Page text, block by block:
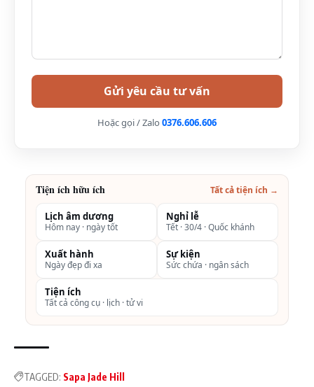
Xe giường nằm cao cấp Hà Nội – Sapa(xe
Limousine cao cấp)
Thuế VAT và phí dịch vụ
Miễn phí sử dụng hồ bơi bốn mùa trong nhà, Kid
club, xe đạp, xe điện tham quan resort
Nước uống welcome khi nhận phòng, trà, coffee
trong phòng
Miễn phí trà chiều hàng ngày tại resort
Hoặc gọi / Zalo 0376.606.606
Tiện ích hữu ích Tất cả tiện ích →
Lịch âm dương
Hôm nay · ngày tốt
Nghỉ lễ
Tết · 30/4 · Quốc khánh
Xuất hành
Ngày đẹp đi xa
Sự kiện
Sức chứa · ngân sách
Tiện ích
Tất cả công cụ · lịch · tử vi
TAGGED: Sapa Jade Hill